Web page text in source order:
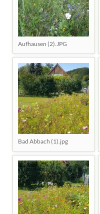
Aufhausen (2).JPG
Bad Abbach (1).jpg